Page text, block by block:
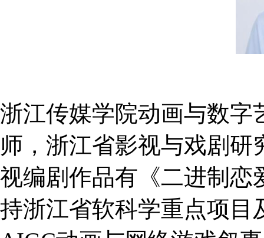
浙江传媒学院动画与数字
师，浙江省影视与戏剧
视编剧作品有《二进制恋
持浙江省软科学重点项目